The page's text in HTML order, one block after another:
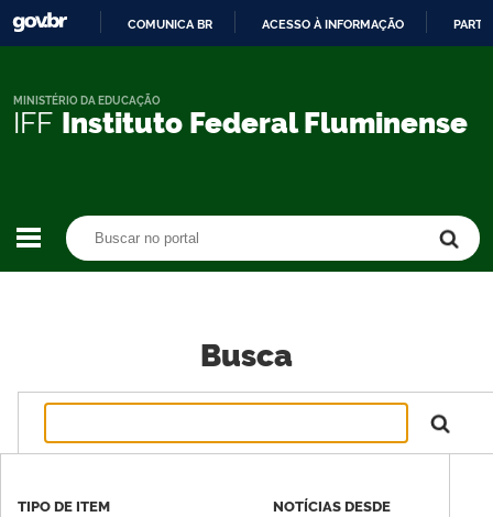
CONTEÚDO
COMUNICA BR ACESSO À INFORMAÇÃO
IFF Instituto Federal Fluminense
MINISTÉRIO DA EDUCAÇÃO
Busca
TIPO DE ITEM NOTÍCIAS DESDE